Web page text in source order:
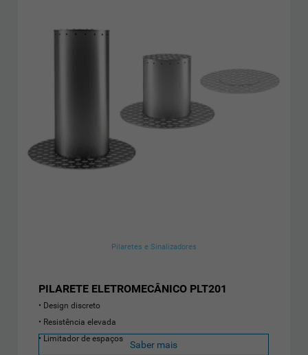
Pilaretes e Sinalizadores
PILARETE ELETROMECÂNICO PLT201
Design discreto
Resistência elevada
Limitador de espaços
Saber mais